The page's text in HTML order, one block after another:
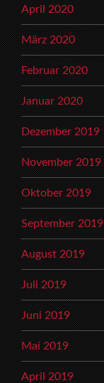
April 2020
März 2020
Februar 2020
Januar 2020
Dezember 2019
November 2019
Oktober 2019
September 2019
August 2019
Juli 2019
Juni 2019
Mai 2019
April 2019